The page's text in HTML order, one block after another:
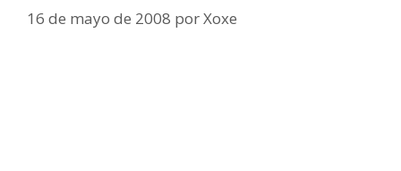
16 de mayo de 2008 porXoxe